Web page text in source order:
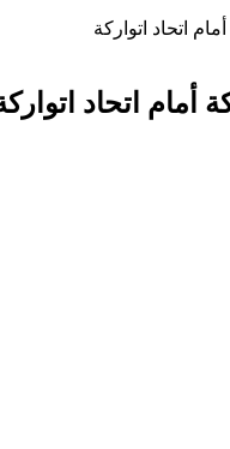
اتحاد اتواركة
أمام اتحاد